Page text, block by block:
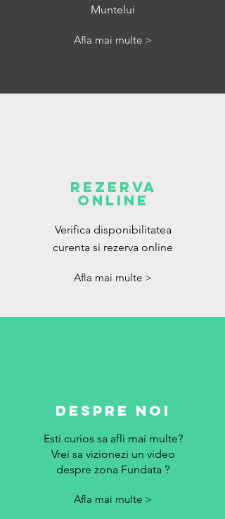
Muntelui
Afla mai multe >
REZERVA
ONLINE
Verifica disponibilitatea
curenta si rezerva online
Afla mai multe >
DESPRE NOI
Esti curios sa afli mai multe?
Vrei sa vizionezi un video
despre zona Fundata ?
Afla mai multe >